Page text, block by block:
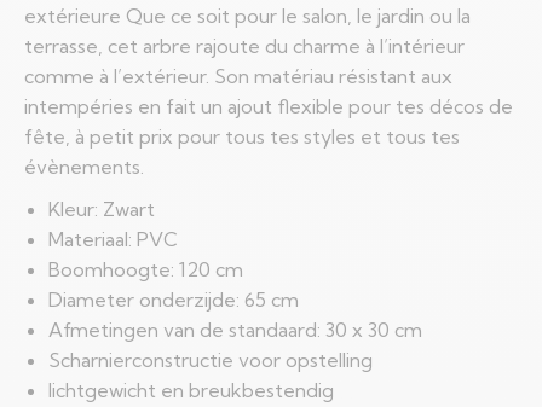
extérieure Que ce soit pour le salon, le jardin ou la
terrasse, cet arbre rajoute du charme à l’intérieur
comme à l’extérieur. Son matériau résistant aux
intempéries en fait un ajout flexible pour tes décos de
fête, à petit prix pour tous tes styles et tous tes
évènements.
Kleur: Zwart
Materiaal: PVC
Boomhoogte: 120 cm
Diameter onderzijde: 65 cm
Afmetingen van de standaard: 30 x 30 cm
Scharnierconstructie voor opstelling
lichtgewicht en breukbestendig